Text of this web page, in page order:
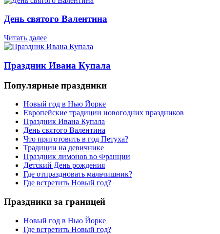
День святого Валентина
Читать далее
Праздник Ивана Купала
Популярные праздники
Новый год в Нью Йорке
Европейские традиции новогодних праздников
Праздник Ивана Купала
День святого Валентина
Что приготовить в год Петуха?
Традиции на девичнике
Праздник лимонов во Франции
Детский День рождения
Где отпраздновать мальчишник?
Где встретить Новый год?
Праздники за границей
Новый год в Нью Йорке
Где встретить Новый год?